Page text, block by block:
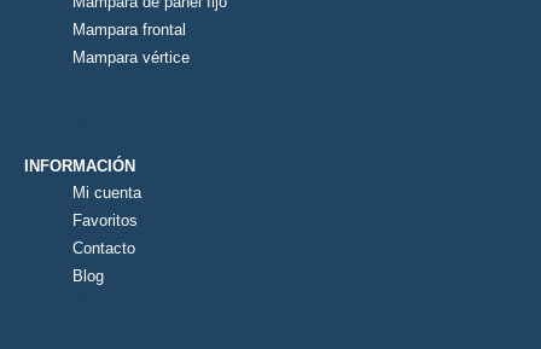
Mampara frontal
Mampara vértice
INFORMACIÓN
Mi cuenta
Favoritos
Contacto
Blog